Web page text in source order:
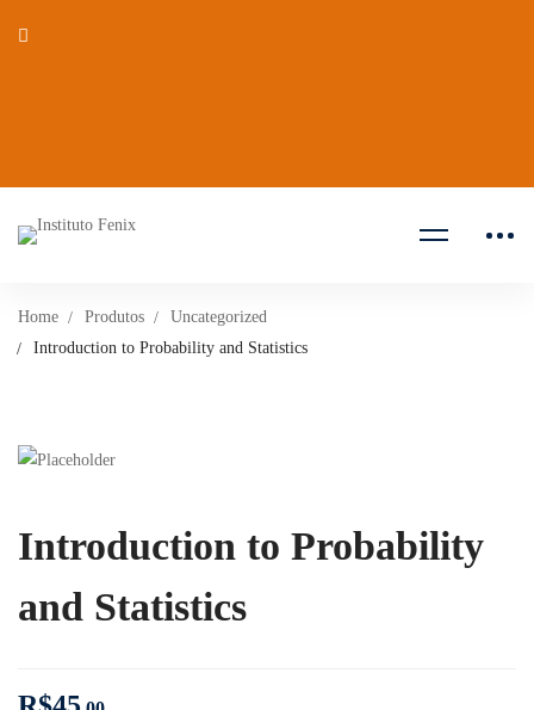
Home Produtos
Uncategorized
Introduction to Probability and Statistics
Introduction to Probability
and Statistics